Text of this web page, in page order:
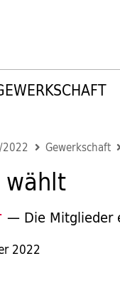
Gewerkschaft
— Die Mitglieder
2022